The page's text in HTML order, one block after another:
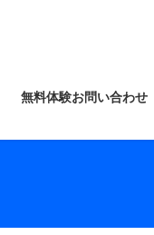
無料体験お問い合わせ